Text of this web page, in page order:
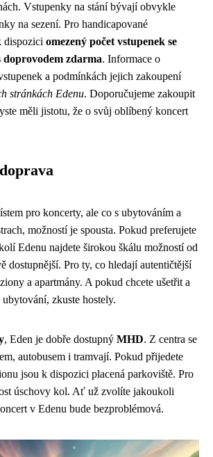
Vstupenky na stání bývají obvykle
na sezení. Pro handicapované
dispozici omezený počet vstupenek se
doprovodem zdarma. Informace o
a podmínkách jejich zakoupení
stránkách Edenu. Doporučujeme zakoupit
měli jistotu, že o svůj oblíbený koncert
pro koncerty, ale co s ubytováním a
možností je spousta. Pokud preferujete
Edenu najdete širokou škálu možností od
dostupnější. Pro ty, co hledají autentičtější
a apartmány. A pokud chcete ušetřit a
zkuste hostely.
, Eden je dobře dostupný MHD. Z centra se
autobusem i tramvají. Pokud přijedete
jsou k dispozici placená parkoviště. Pro
úschovy kol. Ať už zvolíte jakoukoli
v Edenu bude bezproblémová.